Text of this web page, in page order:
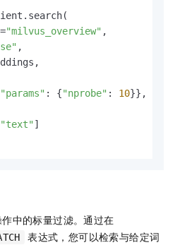
"milvus_overview" ,
,
"params" : {"nprobe" : 10}},
"text" ]
中的标量过滤。通过在
表达式，您可以检索与给定词